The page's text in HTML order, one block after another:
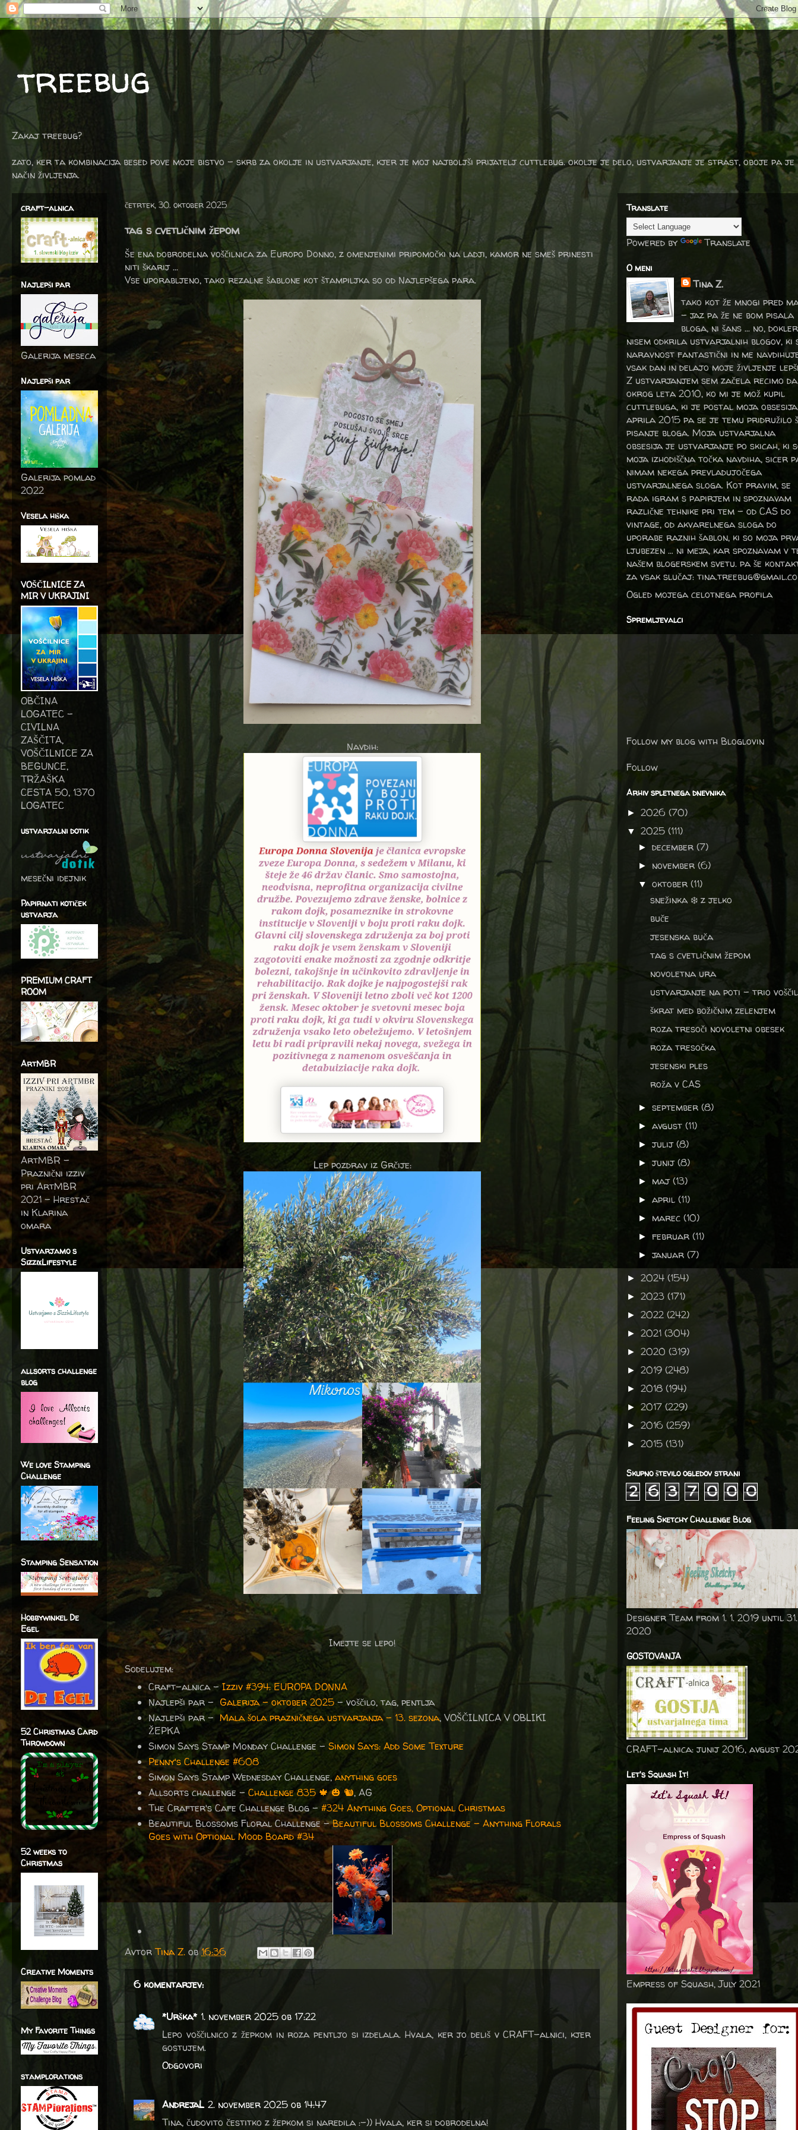
treebug
Zakaj treebug?
zato, ker ta kombinacija besed pove moje bistvo - skrb za okolje in ustvarjanje, kjer je moj najboljši prijatelj cuttlebug. okolje je delo, ustvarjanje je strast, oboje pa je
način življenja.
četrtek, 30. oktober 2025
tag s cvetličnim žepom
Še ena dobrodelna voščilnica za Europo Donno, z omenjenimi pripomočki na ladji, kamor ne smeš prinesti
niti škarij ...
Vse uporabljeno, tako rezalne šablone kot štampiljka so od Najlepšega para.
Navdih:
Lep pozdrav iz Grčije:
Imejte se lepo!
Sodelujem:
Craft-alnica - Izziv #394: EUROPA DONNA
Najlepši par - Galerija – oktober 2025 – voščilo, tag, pentlja
Najlepši par -Mala šola prazničnega ustvarjanja – 13. sezona, VOŠČILNICA V OBLIKI
ŽEPKA
Simon Says Stamp Monday Challenge - Simon Says: Add Some Texture
Penny's Challenge #608
Simon Says Stamp Wednesday Challenge,anything goes
Allsorts challenge – Challenge 835 🍁 🎃 🐿️, AG
The Crafter's Cafe Challenge Blog - #324 Anything Goes, Optional Christmas
Beautiful Blossoms Floral Challenge -Beautiful Blossoms Challenge - Anything Florals
Goes with Optional Mood Board #34
AvtorTina Z. ob16:36
6 komentarjev:
*Urška* 1. november 2025 ob 17:22
Lepo voščilnico z žepkom in roza pentljo si izdelala. Hvala, ker jo deliš v CRAFT-alnici, kjer
gostujem.
Odgovori
AndrejaL 2. november 2025 ob 14:47
Tina, čudovito čestitko z žepkom si naredila :-)) Hvala, ker si dobrodelna!
craft-alnica
Najlepši par
Galerija meseca
Najlepši par
Galerija pomlad
2022
Vesela hiška
VOŠČILNICE ZA
MIR V UKRAJINI
OBČINA
LOGATEC -
CIVILNA
ZAŠČITA,
VOŠČILNICE ZA
BEGUNCE,
TRŽAŠKA
CESTA 50, 1370
LOGATEC
ustvarjalni dotik
mesečni idejnik
Papirnati kotiček
ustvarja
PREMIUM CRAFT
ROOM
ArtMBR
ArtMBR -
Praznični izziv
pri ArtMBR
2021 – Hrestač
in Klarina
omara
Ustvarjamo s
SizzixLifestyle
allsorts challenge
blog
We love Stamping
Challenge
Stamping Sensation
Hobbywinkel De
Egel
52 Christmas Card
Throwdown
52 weeks to
Christmas
Creative Moments
My Favorite Things
stamplorations
Translate
Powered by Translate
O meni
Tina Z.
tako kot že mnogi pred
- jaz pa že ne bom pisala
bloga, ni šans ... no, dokler
nisem odkrila ustvarjalnih blogov, ki
naravnost fantastični in me
vsak dan in delajo moje življenje
Z ustvarjanjem sem začela recimo da
okrog leta 2010, ko mi je mož kupil
cuttlebuga, ki je postal moja
aprila 2015 pa se je temu pridružilo
pisanje bloga. Moja ustvarjalna
obsesija je ustvarjanje po skicah, ki
moja izhodiščna točka navdiha, sicer
nimam nekega prevladujočega
ustvarjalnega sloga. Kot pravim, se
rada igram s papirjem in spoznavam
različne tehnike pri tem – od CAS do
vintage, od akvarelnega sloga do
uporabe raznih šablon, ki so moja
ljubezen … ni meja, kar spoznavam v
našem blogerskem svetu. pa še
za vsak slučaj:
Ogled mojega celotnega profila
Spremljevalci
Follow my blog with Bloglovin
Follow
Arhiv spletnega dnevnika
► 2026 (70)
▼ 2025 (111)
►december(7)
► november(6)
▼oktober(11)
snežinka ❄️ z jelko
buče
jesenska buča
tag s cvetličnim žepom
novoletna ura
ustvarjanje na poti - trio
škrat med božičnim zelenjem
roza tresoči novoletni obesek
roza tresočka
jesenski ples
roža v CAS
►september(8)
►avgust(11)
►julij(8)
►junij(8)
► maj(13)
►april(11)
► marec(10)
►februar(11)
►januar(7)
► 2024 (154)
► 2023 (171)
► 2022 (242)
► 2021 (304)
► 2020 (319)
► 2019 (248)
► 2018 (194)
► 2017 (229)
► 2016 (259)
► 2015 (131)
Skupno število ogledov strani
2 6 3 7 0 0 0
Feeling Sketchy Challenge Blog
Designer Team from 1. 1. 2019 until
2020
GOSTOVANJA
CRAFT-alnica: junij 2016, avgust
Let's Squash It!
Empress of Squash, July 2021